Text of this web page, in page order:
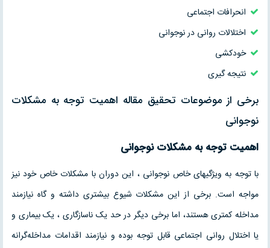
انحرافات اجتماعی
اختلالات روانی در نوجوانی
خودکشی
نتیجه گیری
برخی از موضوعات تحقیق مقاله اهمیت توجه به مشکلات
نوجوانی
اهمیت توجه به مشکلات نوجوانی
با توجه به ویژگیهای خاص نوجوانی ، این دوران با مشکلات خاص خود نیز
مواجه است. برخی از این مشکلات شیوع بیشتری داشته و گاه نیازمند
مداخله کمتری هستند، اما برخی دیگر در حد یک ناسازگاری ، یک بیماری و
یا اختلال روانی اجتماعی قابل توجه بوده و نیازمند اقدامات مداخله‌گرانه